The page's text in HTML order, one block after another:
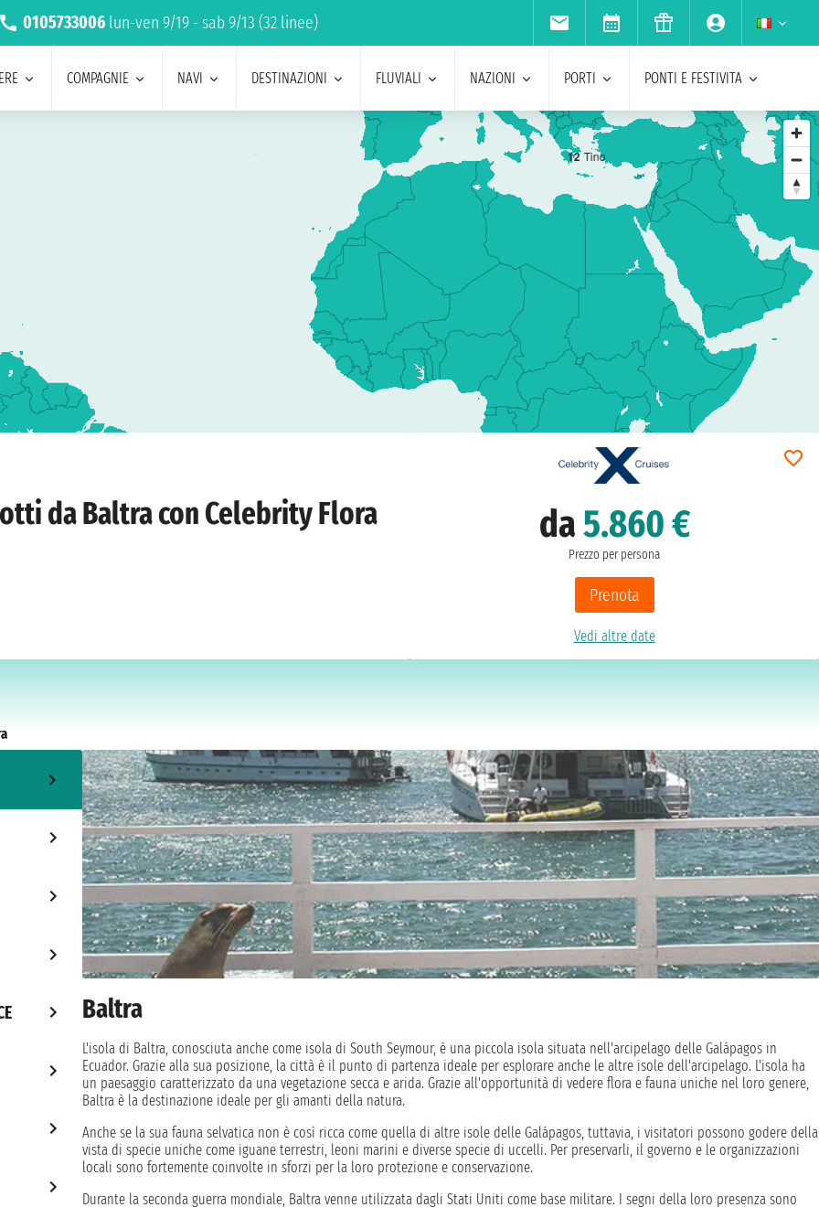
0105733006 lun-ven 9/19 - sab 9/13 (32 linee)
COMPAGNIE NAVI DESTINAZIONI FLUVIALI NAZIONI PORTI PONTI E FESTIVITA
12 Tino
da Baltra con Celebrity Flora
da5.860 €
Prezzo per persona
Prenota
Vedi altre date
Baltra
L'isola di Baltra, conosciuta anche come isola di South Seymour, è una piccola isola situata nell'arcipelago delle Galápagos in
Ecuador. Grazie alla sua posizione, la città è il punto di partenza ideale per esplorare anche le altre isole dell'arcipelago. L'isola ha
un paesaggio caratterizzato da una vegetazione secca e arida. Grazie all'opportunità di vedere flora e fauna uniche nel loro genere,
Baltra è la destinazione ideale per gli amanti della natura.
Anche se la sua fauna selvatica non è così ricca come quella di altre isole delle Galápagos, tuttavia, i visitatori possono godere della
vista di specie uniche come iguane terrestri, leoni marini e diverse specie di uccelli. Per preservarli, il governo e le organizzazioni
locali sono fortemente coinvolte in sforzi per la loro protezione e conservazione.
Durante la seconda guerra mondiale, Baltra venne utilizzata dagli Stati Uniti come base militare. I segni della loro presenza sono